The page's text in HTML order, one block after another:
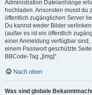
Administration Dateianhänge
hochladen. Ansonsten musst du
öffentlich zugänglichen Server
Du kannst weder Bilder
(außer es ist ein öffentlich
einer Anmeldung verfügbar
einem Passwort geschützte
BBCode-Tag „[img]“.
Nach oben
Was sind globale